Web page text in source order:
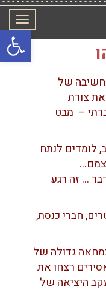
פתח
של
צורת
– מבט
לומדים לנתח
… זה רגע
חברי כנסת,
גדולה של
רצחו את
היציאה של